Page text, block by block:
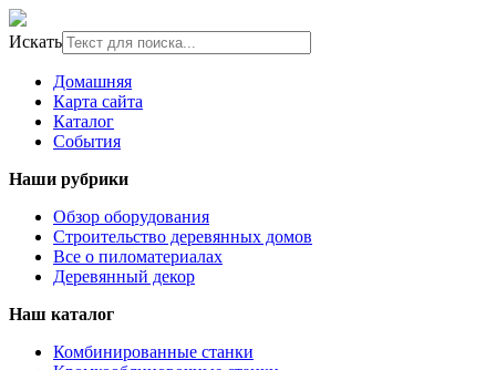
Искать
Домашняя
Карта сайта
Каталог
События
Наши рубрики
Обзор оборудования
Строительство деревянных домов
Все о пиломатериалах
Деревянный декор
Наш каталог
Комбинированные станки